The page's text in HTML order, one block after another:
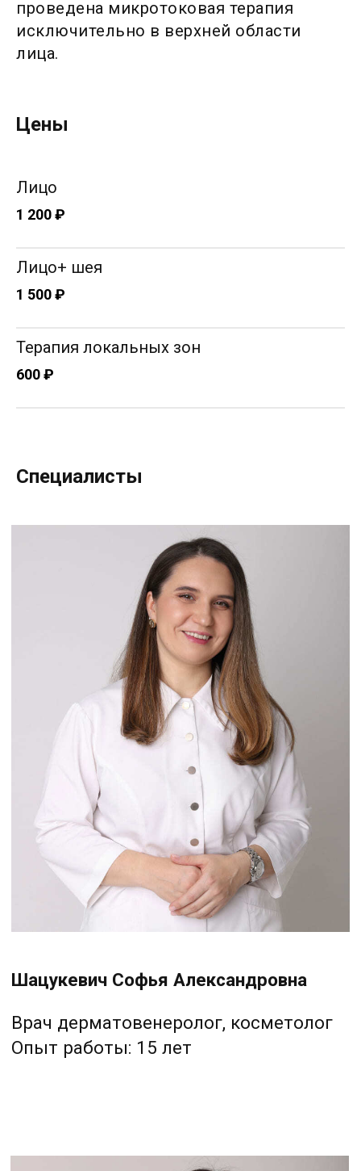
проведена микротоковая терапия
исключительно в верхней области
лица.
Цены
Лицо
1 200 ₽
Лицо+ шея
1 500 ₽
Терапия локальных зон
600 ₽
Специалисты
Опыт работы: 15 лет
Шепилева Татьяна Николавевна
Врач дерматовенеролог, косметолог
Шкрет Наталья Юрьевна
Врач дерматовенеролог,
косметолог, трихолог
Опыт работы: 15 лет